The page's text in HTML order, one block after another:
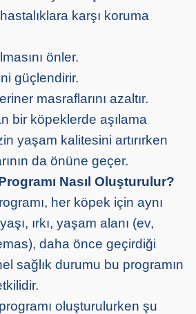
karşı koruma
önler.
güçlendirir.
masraflarını azaltır.
bir köpeklerde aşılama
yaşam kalitesini artırırken
da önüne geçer.
Nasıl Oluşturulur?
her köpek için aynı
ırkı, yaşam alanı (ev,
daha önce geçirdiği
sağlık durumu bu programın
oluşturulurken şu